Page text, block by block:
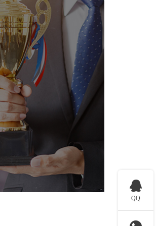

QQ